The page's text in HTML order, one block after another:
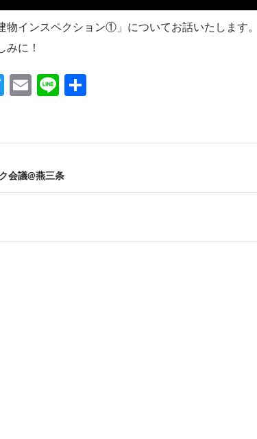
物インスペクション①」についてお話いたします
みに！
T
er
E
Li
会議@燕三条